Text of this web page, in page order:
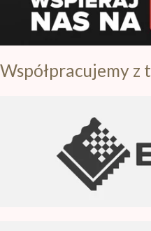
Współpracujemy z